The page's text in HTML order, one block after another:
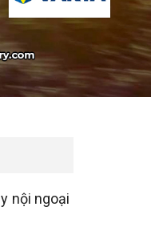
nội ngoại